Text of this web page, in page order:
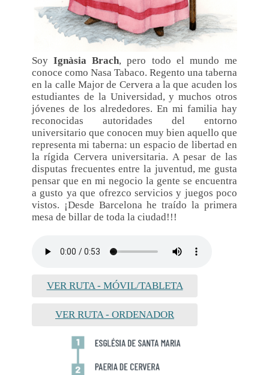
SoyIgnàsia Brach, pero todo el mundo me
conoce como Nasa Tabaco. Regento una taberna
en la calle Major de Cervera a la que acuden los
estudiantes de la Universidad, y muchos otros
jóvenes de los alrededores. En mi familia hay
reconocidas autoridades del entorno
universitario que conocen muy bien aquello que
representa mi taberna: un espacio de libertad en
la rígida Cervera universitaria. A pesar de las
disputas frecuentes entre la juventud, me gusta
pensar que en mi negocio la gente se encuentra
a gusto ya que ofrezco servicios y juegos poco
vistos. ¡Desde Barcelona he traído la primera
mesa de billar de toda la ciudad!!!
VER RUTA - MÓVIL/TABLETA
VER RUTA - ORDENADOR